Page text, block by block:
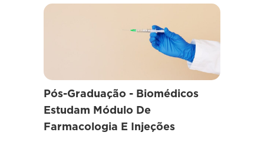
Pós-Graduação - Biomédicos
Estudam Módulo De
Farmacologia E Injeções